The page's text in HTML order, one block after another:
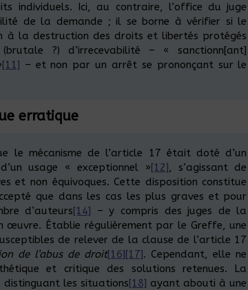
individuels. Ici, au contraire, l’office du juge
de la demande ; il se borne à vérifier si le
à la destruction des droits et libertés protégés
?) d’irrecevabilité – « sanctionn[ant]
[11] – et non par un arrêt se prononçant sur le
erratique
le mécanisme de l’article 17 était doté d’un
usage « exceptionnel »[12], s’agissant de
et non équivoques. Cette disposition constitue
que dans les cas les plus graves et pour
d’auteurs[14] – y compris des juges de la
œuvre. Établie régulièrement par le Greffe, une
de relever de la clause de l’article 17
de l’abus de droit[16][17]. Cependant, elle ne
et critique des solutions retenues. La
distinguant les situations[18] ayant abouti à une